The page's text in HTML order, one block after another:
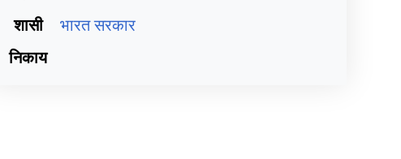
शासी
निकाय
भारत सरकार